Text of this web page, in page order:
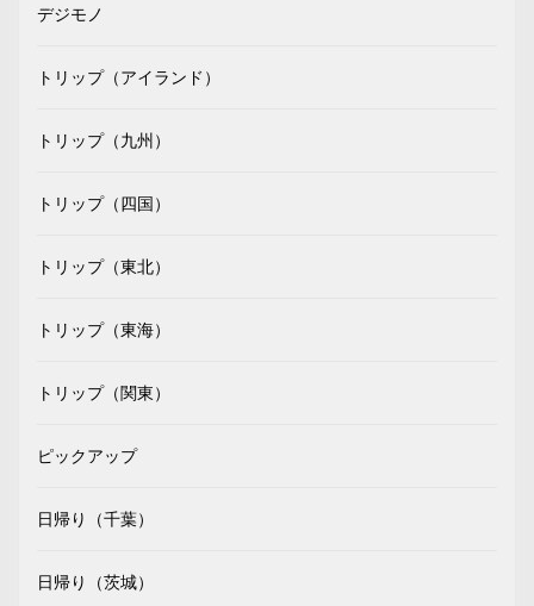
デジモノ
トリップ（アイランド）
トリップ（九州）
トリップ（四国）
トリップ（東北）
トリップ（東海）
トリップ（関東）
ピックアップ
日帰り（千葉）
日帰り（茨城）